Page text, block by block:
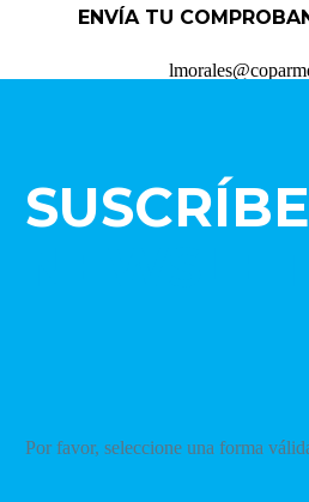
ENVÍA TU
Por favor, seleccione una forma